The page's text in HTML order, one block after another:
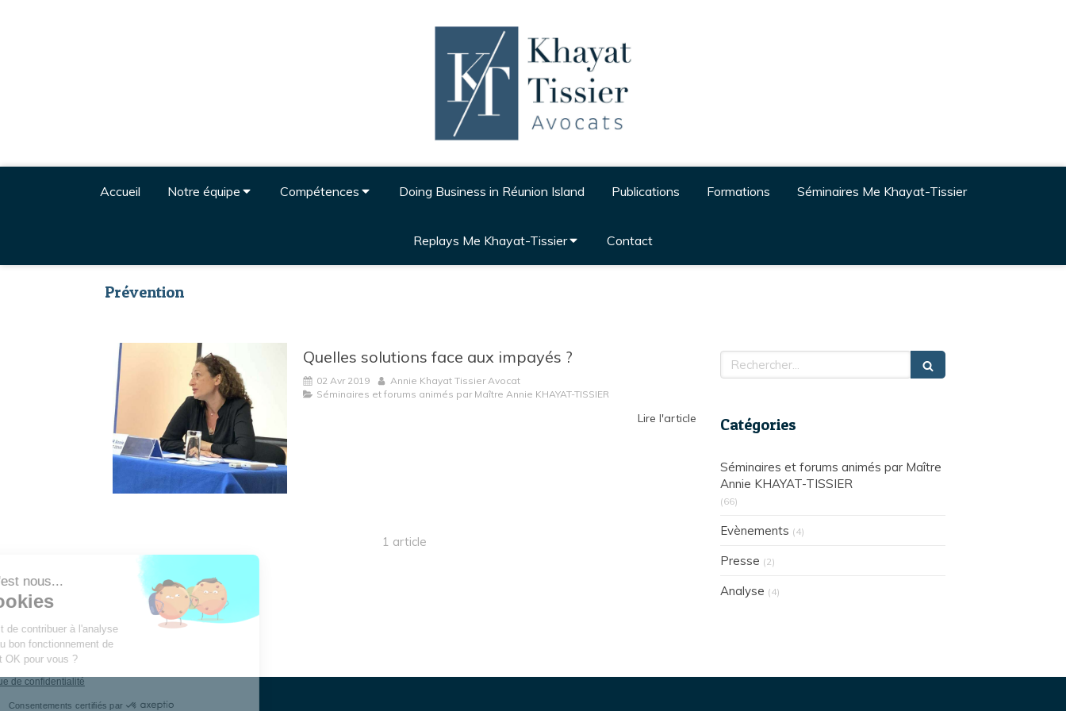
Accueil Notre équipe Compétences Doing Business in Réunion Island Publications Formations Séminaires Me Khayat-Tissier
Replays Me Khayat-Tissier Contact
Prévention
Quelles solutions face aux impayés ?
02 Avr 2019
Annie Khayat Tissier Avocat
Séminaires et forums animés par Maître Annie KHAYAT-TISSIER
Lire l'article
1 article
Rechercher
Catégories
Séminaires et forums animés par Maître
Annie KHAYAT-TISSIER
(66)
Evènements (4)
Presse (2)
Analyse (4)
Bonjour c'est nous...
Les Cookies
Notre rôle est de contribuer à l'analyse
du trafic et au bon fonctionnement de
ce site. C'est OK pour vous ?
Lire la politique de confidentialité
Consentements certifiés par